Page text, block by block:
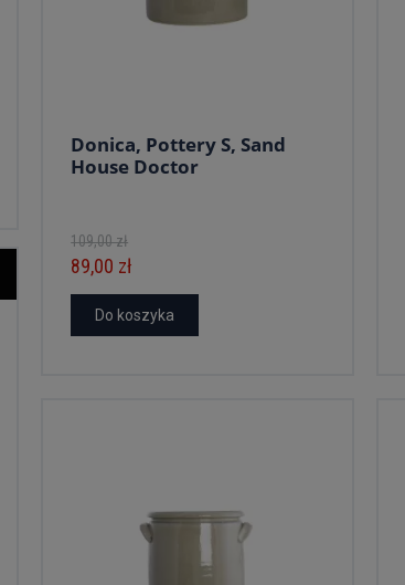
Donica, Pottery S, Sand
House Doctor
109,00 zł
89,00 zł
Do koszyka